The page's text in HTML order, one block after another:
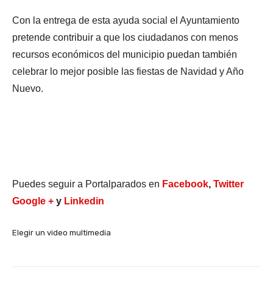
Con la entrega de esta ayuda social el Ayuntamiento
pretende contribuir a que los ciudadanos con menos
recursos económicos del municipio puedan también
celebrar lo mejor posible las fiestas de Navidad y Año
Nuevo.
Puedes seguir a Portalparados en Facebook, Twitter
Google + y Linkedin
Elegir un video multimedia